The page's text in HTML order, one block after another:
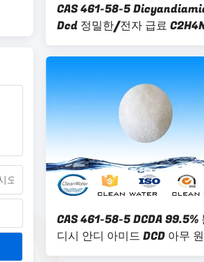
CAS 461-58-5
Dcd 정밀한/전자 급료
CAS 461-58-5 DCDA 99.5%
디시 안디 아미드 DCD 아무
음도